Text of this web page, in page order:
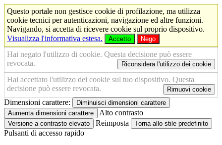
Questo portale non gestisce cookie di profilazione, ma utilizza
cookie tecnici per autenticazioni, navigazione ed altre funzioni.
Navigando, si accetta di ricevere cookie sul proprio dispositivo.
Visualizza l'informativa estesa.
Accetto Nego
Hai negato l'utilizzo di cookie. Questa decisione può essere
revocata.
Riconsidera l'utilizzo dei cookie
Hai accettato l'utilizzo dei cookie sul tuo dispositivo. Questa
decisione può essere revocata.
Rimuovi cookie
Dimensioni carattere:
Diminuisci dimensioni carattere
Aumenta dimensioni carattere
Alto contrasto
Versione a contrasto elevato Reimposta Torna allo stile predefinito
Pulsanti di accesso rapido